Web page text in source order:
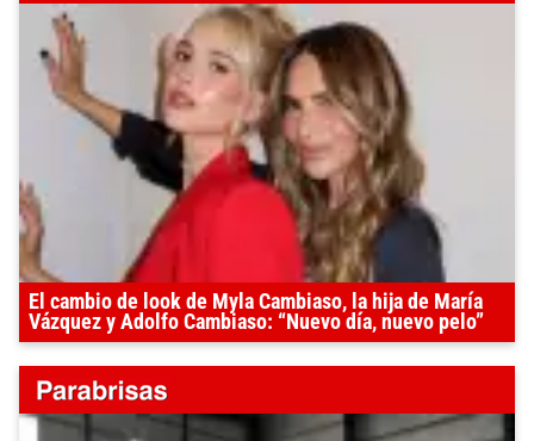
El cambio de look de Myla Cambiaso, la hija de María
Vázquez y Adolfo Cambiaso: “Nuevo día, nuevo pelo”